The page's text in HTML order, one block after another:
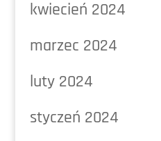
kwiecień 2024
marzec 2024
luty 2024
styczeń 2024